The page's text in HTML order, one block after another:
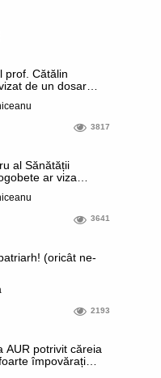
prof. Cătălin
de un dosar
a execuție
mai imundă parte a
inclusiv documente
ultra-personale
inclusiv
tratamente
3817
al Sănătății
ar viza
Fritz de primar
Pesedistul
demne de Coreea
din Timișoara
3641
(oricât ne-
2193
AUR potrivit căreia
împovărați